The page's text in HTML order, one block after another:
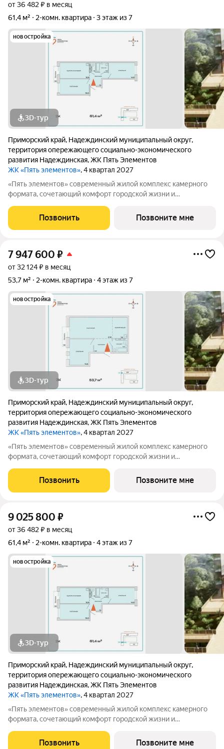
от 36 482 ₽ в месяц
61,4 м²
2-комн. квартира 3 этаж из 7
новостройка
3D-тур
Приморский край, Надеждинский муниципальный округ,
территория опережающего социально-экономического
развития Надеждинская,ЖК Пять Элементов
ЖК «Пять элементов», 4 квартал 2027
«Пять элементов» современный жилой комплекс камерного
формата, сочетающий комфорт городской жизни и
вышел в финал Всероссийской архитектурно-девелоперской
премии Real Estate Property Awards 2025
Позвонить Позвоните мне
7 947 600 ₽
от 32 124 ₽ в месяц
53,7 м²
2-комн. квартира 4 этаж из 7
новостройка
3D-тур
Приморский край, Надеждинский муниципальный округ,
территория опережающего социально-экономического
развития Надеждинская,ЖК Пять Элементов
ЖК «Пять элементов», 4 квартал 2027
«Пять элементов» современный жилой комплекс камерного
формата, сочетающий комфорт городской жизни и
вышел в финал Всероссийской архитектурно-девелоперской
премии Real Estate Property Awards 2025
Позвонить Позвоните мне
9 025 800 ₽
от 36 482 ₽ в месяц
61,4 м²
2-комн. квартира 4 этаж из 7
новостройка
3D-тур
Приморский край, Надеждинский муниципальный округ,
территория опережающего социально-экономического
развития Надеждинская,ЖК Пять Элементов
ЖК «Пять элементов», 4 квартал 2027
«Пять элементов» современный жилой комплекс камерного
формата, сочетающий комфорт городской жизни и
вышел в финал Всероссийской архитектурно-девелоперской
Позвонить Позвоните мне